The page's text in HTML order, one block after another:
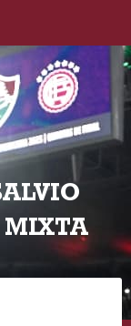
MIXTA